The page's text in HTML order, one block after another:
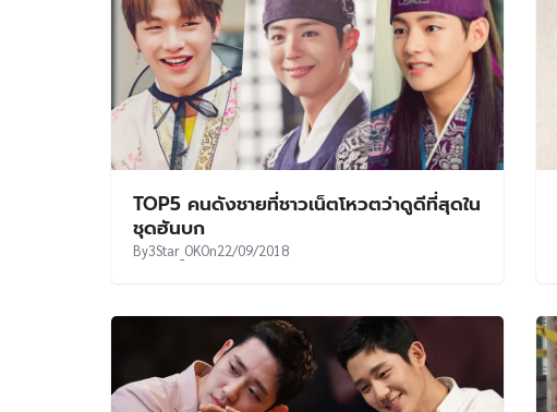
TOP5 คนดังชายที่ชาวเน็ตโหวตว่าดูดีที่สุดใน
ชุดฮันบก
By3Star_OKOn22/09/2018